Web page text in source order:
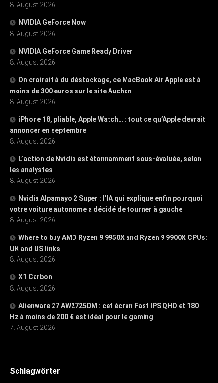
8. August 2026
NVIDIA GeForce Now
8. August 2026
NVIDIA GeForce Game Ready Driver
8. August 2026
On croirait à du déstockage, ce MacBook Air Apple est à
moins de 300 euros sur le site Auchan
8. August 2026
iPhone 18, pliable, Apple Watch… : tout ce qu’Apple devrait
annoncer en septembre
8. August 2026
L’action de Nvidia est étonnamment sous-évaluée, selon
les analystes
8. August 2026
Nvidia Alpamayo 2 Super : l’IA qui explique enfin pourquoi
votre voiture autonome a décidé de tourner à gauche
8. August 2026
Where to buy AMD Ryzen 9 9950X and Ryzen 9 9900X CPUs:
UK and US links
8. August 2026
X1 Carbon
8. August 2026
Alienware 27 AW2725DM : cet écran Fast IPS QHD et 180
Hz à moins de 200 € est idéal pour le gaming
7. August 2026
Schlagwörter